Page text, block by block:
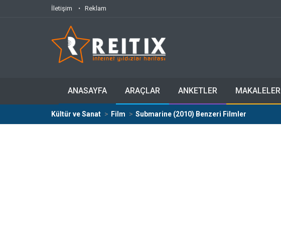
İletişim Reklam
ANASAYFA ARAÇLAR ANKETLER MAKALELER
Kültür ve Sanat Film Submarine (2010) Benzeri Filmler